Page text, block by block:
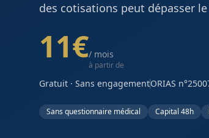
des cotisations peut dépasser
11€/ mois
à partir de
Gratuit · Sans engagementORIAS
Sans questionnaire médical Capital 48h